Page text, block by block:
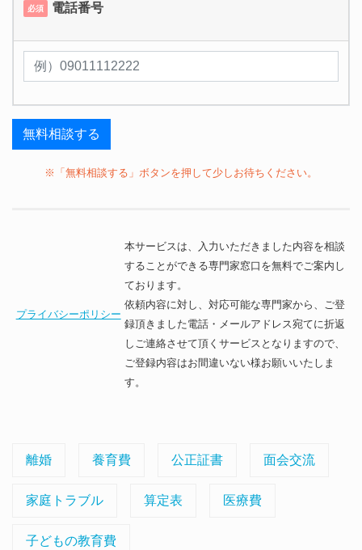
必須 電話番号
※「無料相談する」ボタンを押して少しお待ちください。
プライバシーポリシー
本サービスは、入力いただきました内容を相談
することができる専門家窓口を無料でご案内し
ております。
依頼内容に対し、対応可能な専門家から、ご登
録頂きました電話・メールアドレス宛てに折返
しご連絡させて頂くサービスとなりますので、
ご登録内容はお間違いない様お願いいたしま
す。
離婚 養育費 公正証書 面会交流
家庭トラブル 算定表 医療費
子どもの教育費